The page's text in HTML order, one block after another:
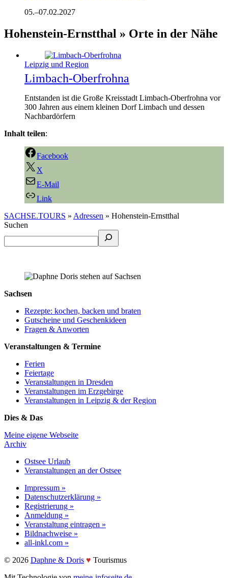
05.–07.02.2027
Hohenstein-Ernstthal » Orte in der Nähe
Leipzig und Region
Limbach-Oberfrohna
Entstanden ist die Große Kreisstadt Limbach-Oberfrohna vor
300 Jahren aus einem kleinen Dorf Limbach und dessen
Nachbardörfern
Inhalt teilen:
Facebook
X
E-Mail
Link
SACHSE.TOURS » Adressen » Hohenstein-Ernstthal
Suchen
Sachsen
Rezepte: kochen, backen und braten
Gutscheine und Geschenkideen
Fragen & Anworten
Veranstaltungen & Termine
Ferien
Feiertage
Veranstaltungen in Dresden
Veranstaltungen im Erzgebirge
Veranstaltungen in Leipzig & der Region
Dies & Das
Meine eigene Webseite
Archiv
Ostsee Urlaub
Veranstaltungen an der Ostsee
Impressum »
Datenschutzerklärung »
Registrierung »
Anmeldung »
Veranstaltung eintragen »
Bildnachweise »
all-inkl.com »
©️ 2026 Daphne & Doris ♥️ Tourismus